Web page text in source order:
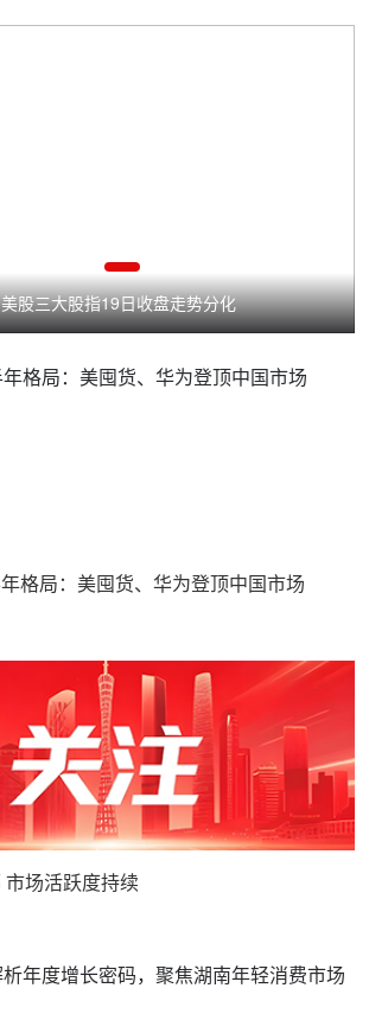
小麦政策保驾 市场稳定发展
格局：美囤货、华为登顶中国市场
场活跃度持续